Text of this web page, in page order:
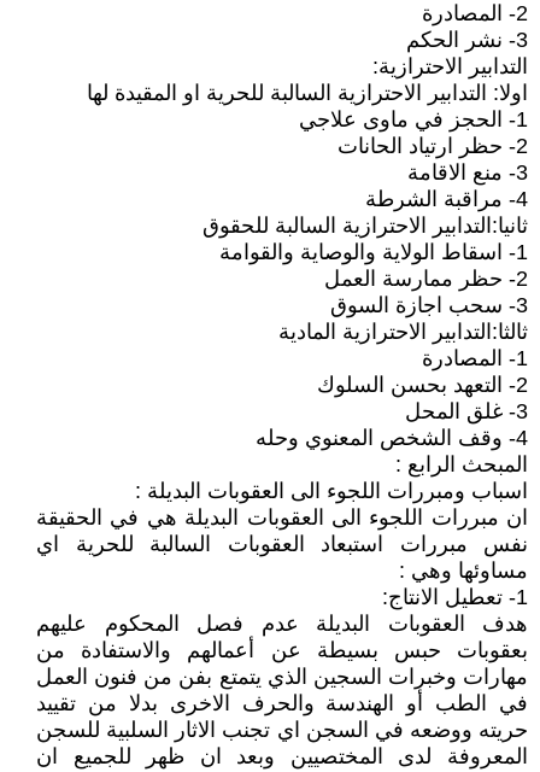
2- المصادرة
3- نشر الحكم
التدابير الاحترازية:
اولا: التدابير الاحترازية السالبة للحرية او المقيدة لها
1- الحجز في ماوى علاجي
2- حظر ارتياد الحانات
3- منع الاقامة
4- مراقبة الشرطة
ثانيا:التدابير الاحترازية السالبة للحقوق
1- اسقاط الولاية والوصاية والقوامة
2- حظر ممارسة العمل
3- سحب اجازة السوق
ثالثا:التدابير الاحترازية المادية
1- المصادرة
2- التعهد بحسن السلوك
3- غلق المحل
4- وقف الشخص المعنوي وحله
المبحث الرابع :
اسباب ومبررات اللجوء الى العقوبات البديلة :
ان مبررات اللجوء الى العقوبات البديلة هي في الحقيقة
نفس مبررات استبعاد العقوبات السالبة للحرية اي
مساوئها وهي :
1- تعطيل الانتاج:
هدف العقوبات البديلة عدم فصل المحكوم عليهم
بعقوبات حبس بسيطة عن أعمالهم والاستفادة من
مهارات وخبرات السجين الذي يتمتع بفن من فنون العمل
في الطب أو الهندسة والحرف الاخرى بدلا من تقييد
حريته ووضعه في السجن اي تجنب الاثار السلبية للسجن
المعروفة لدى المختصيين وبعد ان ظهر للجميع ان